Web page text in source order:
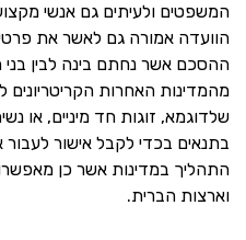
המשפטים ולעיתים גם אנשי
הוועדה אמורה גם לאשר את
ההסכם אשר נחתם בינה לבין בני
מהמדינות האחרות הקריטריונים
שלדוגמא, זוגות חד מיניים, או
בתנאים בכדי לקבל אישור
התהליך במדינות אשר כן
וארצות הברית.